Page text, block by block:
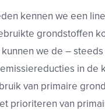
kennen we een
grondstoffen
we de –
in de
van primaire
prioriteren van